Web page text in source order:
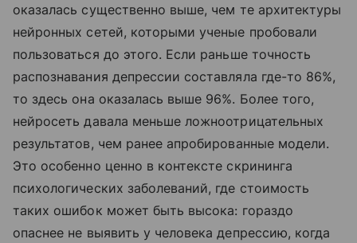
оказалась существенно выше, чем те архитектуры
нейронных сетей, которыми ученые пробовали
пользоваться до этого. Если раньше точность
распознавания депрессии составляла где-то 86%,
то здесь она оказалась выше 96%. Более того,
нейросеть давала меньше ложноотрицательных
результатов, чем ранее апробированные модели.
Это особенно ценно в контексте скрининга
психологических заболеваний, где стоимость
таких ошибок может быть высока: гораздо
опаснее не выявить у человека депрессию, когда